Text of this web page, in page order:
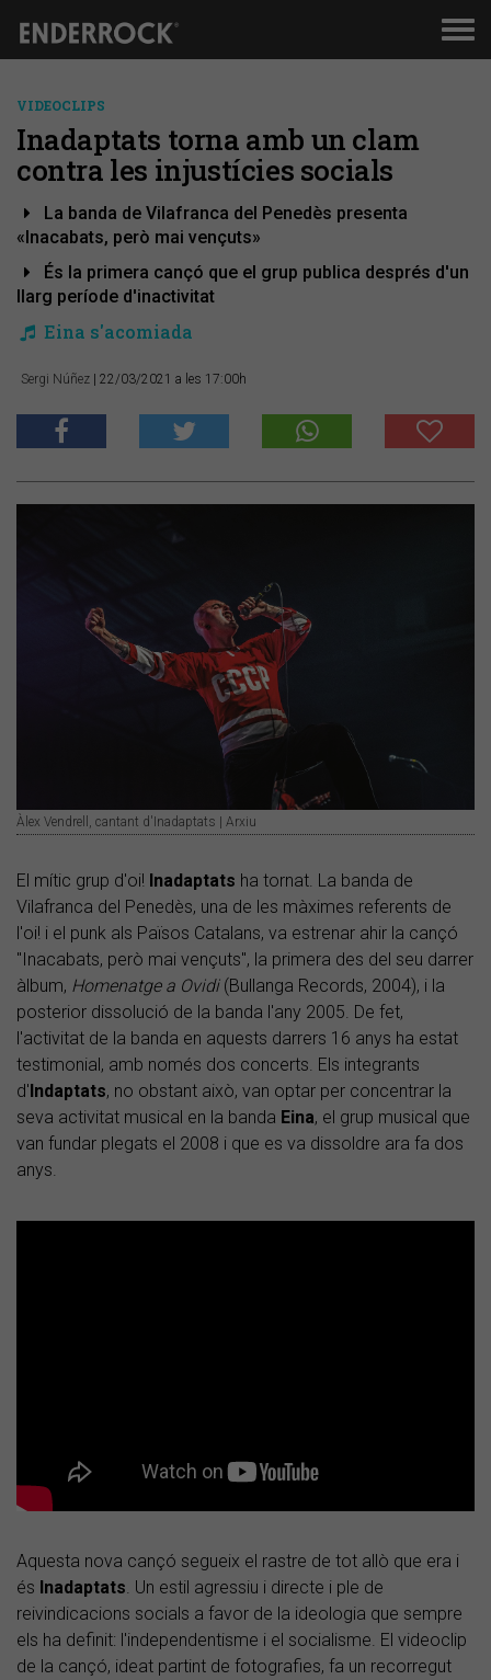
VIDEOCLIPS
Inadaptats torna amb un clam
contra les injustícies socials
La banda de Vilafranca del Penedès presenta
«Inacabats, però mai vençuts»
És la primera cançó que el grup publica després d'un
llarg període d'inactivitat
Eina s'acomiada
Sergi Núñez | 22/03/2021 a les 17:00h
Àlex Vendrell, cantant d'Inadaptats | Arxiu
El mític grup d'oi! Inadaptats ha tornat. La banda de
Vilafranca del Penedès, una de les màximes referents de
l'oi! i el punk als Països Catalans, va estrenar ahir la cançó
"Inacabats, però mai vençuts", la primera des del seu darrer
àlbum, Homenatge a Ovidi(Bullanga Records, 2004), i la
posterior dissolució de la banda l'any 2005. De fet,
l'activitat de la banda en aquests darrers 16 anys ha estat
testimonial, amb només dos concerts. Els integrants
d'Indaptats, no obstant això, van optar per concentrar la
seva activitat musical en la banda Eina, el grup musical que
van fundar plegats el 2008 i que es va dissoldre ara fa dos
anys.
Aquesta nova cançó segueix el rastre de tot allò que era i
és Inadaptats . Un estil agressiu i directe i ple de
reivindicacions socials a favor de la ideologia que sempre
els ha definit: l'independentisme i el socialisme. El videoclip
de la cançó, ideat partint de fotografies, fa un recorregut